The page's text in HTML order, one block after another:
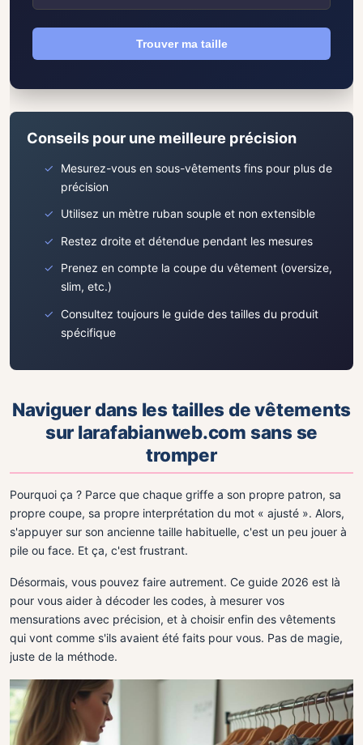
Trouver ma taille
Conseils pour une meilleure précision
Mesurez-vous en sous-vêtements fins pour plus de
précision
Utilisez un mètre ruban souple et non extensible
Restez droite et détendue pendant les mesures
Prenez en compte la coupe du vêtement (oversize,
slim, etc.)
Consultez toujours le guide des tailles du produit
spécifique
Naviguer dans les tailles de vêtements
sur larafabianweb.com sans se
tromper
Pourquoi ça ? Parce que chaque griffe a son propre patron, sa
propre coupe, sa propre interprétation du mot « ajusté ». Alors,
s'appuyer sur son ancienne taille habituelle, c'est un peu jouer à
pile ou face. Et ça, c'est frustrant.
Désormais, vous pouvez faire autrement. Ce guide 2026 est là
pour vous aider à décoder les codes, à mesurer vos
mensurations avec précision, et à choisir enfin des vêtements
qui vont comme s'ils avaient été faits pour vous. Pas de magie,
juste de la méthode.